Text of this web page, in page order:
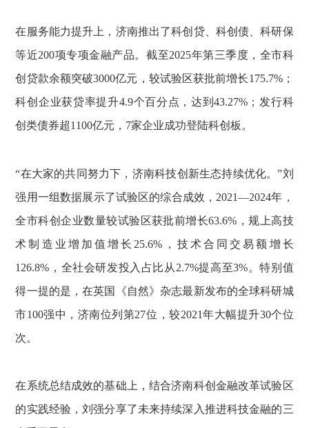
在服务能力提升上，济南推出了科创贷、科创债、科研保
等近200项专项金融产品。截至2025年第三季度，全市科
创贷款余额突破3000亿元，较试验区获批前增长175.7%；
科创企业获贷率提升4.9个百分点，达到43.27%；发行科
创类债券超1100亿元，7家企业成功登陆科创板。
“在大家的共同努力下，济南科技创新生态持续优化。”刘
强用一组数据展示了试验区的综合成效，2021—2024年，
全市科创企业数量较试验区获批前增长63.6%，规上高技
术制造业增加值增长25.6%，技术合同交易额增长
126.8%，全社会研发投入占比从2.7%提高至3%。特别值
得一提的是，在英国《自然》杂志最新发布的全球科研城
市100强中，济南位列第27位，较2021年大幅提升30个位
次。
在系统总结成效的基础上，结合济南科创金融改革试验区
的实践经验，刘强分享了未来持续深入推进科技金融的三